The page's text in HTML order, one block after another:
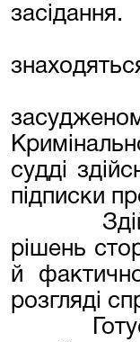
засідання.
судді
підписки
рішень
й
розгляді